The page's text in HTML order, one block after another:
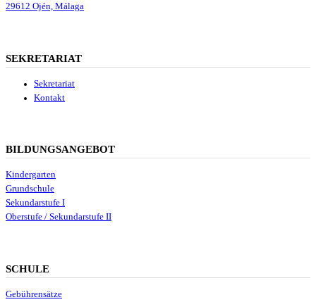
29612 Ojén, Málaga
SEKRETARIAT
Sekretariat
Kontakt
BILDUNGSANGEBOT
Kindergarten
Grundschule
Sekundarstufe I
Oberstufe / Sekundarstufe II
SCHULE
Gebührensätze